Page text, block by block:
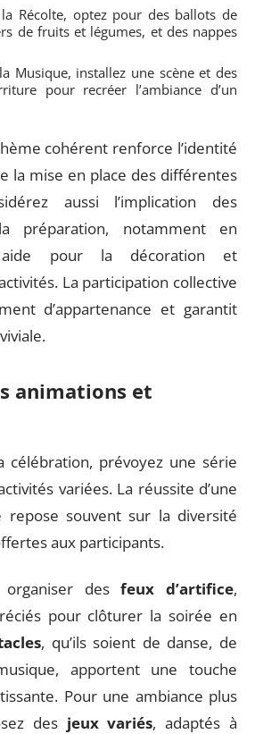
Récolte, optez pour des ballots de
de fruits et légumes, et des nappes
Musique, installez une scène et des
pour recréer l’ambiance d’un
cohérent renforce l’identité
la mise en place des différentes
aussi l’implication des
préparation, notamment en
pour la décoration et
La participation collective
d’appartenance et garantit
animations et
célébration, prévoyez une série
variées. La réussite d’une
repose souvent sur la diversité
aux participants.
organiser desfeux d’artifice,
pour clôturer la soirée en
, qu’ils soient de danse, de
apportent une touche
Pour une ambiance plus
des jeux variés, adaptés à